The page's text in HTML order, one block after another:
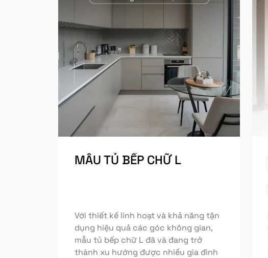
MẪU TỦ BẾP CHỮ L
Với thiết kế linh hoạt và khả năng tận
dụng hiệu quả các góc không gian,
mẫu tủ bếp chữ L đã và đang trở
thành xu hướng được nhiều gia đình